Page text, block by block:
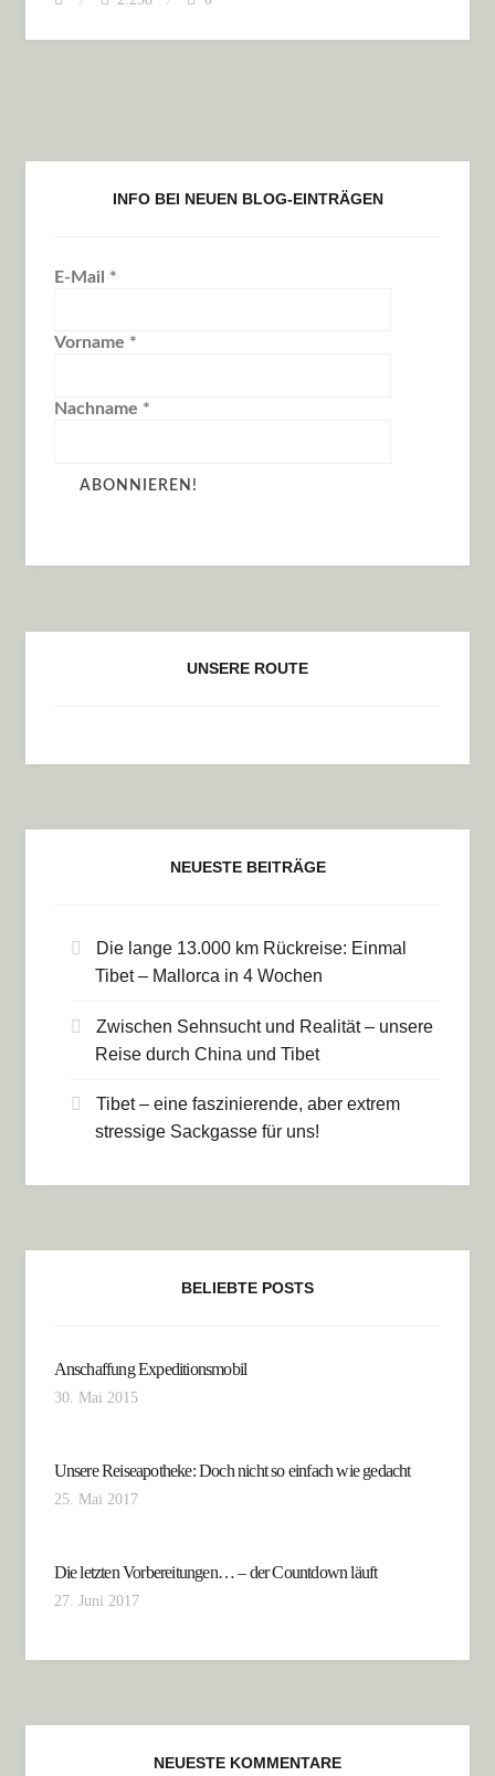
INFO BEI NEUEN BLOG-EINTRÄGEN
E-Mail *
Vorname *
Nachname *
UNSERE ROUTE
NEUESTE BEITRÄGE
Die lange 13.000 km Rückreise: Einmal
Tibet – Mallorca in 4 Wochen
Zwischen Sehnsucht und Realität – unsere
Reise durch China und Tibet
Tibet – eine faszinierende, aber extrem
stressige Sackgasse für uns!
BELIEBTE POSTS
Anschaffung Expeditionsmobil
30. Mai 2015
Unsere Reiseapotheke: Doch nicht so einfach wie gedacht
25. Mai 2017
Die letzten Vorbereitungen… – der Countdown läuft
27. Juni 2017
NEUESTE KOMMENTARE